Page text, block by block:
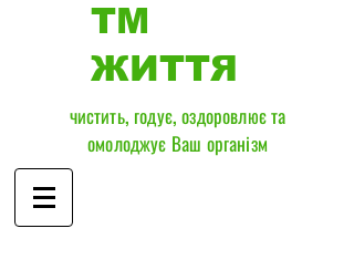
ТМ
ЖИТТЯ
чистить, годує, оздоровлює та
омолоджує Ваш організм